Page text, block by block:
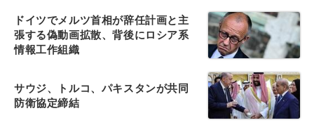
ドイツでメルツ首相が辞任計画と主
張する偽動画拡散、背後にロシア系
情報工作組織
サウジ、トルコ、パキスタンが共同
防衛協定締結